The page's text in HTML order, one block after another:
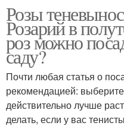
Розы
Розарий в
роз можно
саду?
Почти любая статья о
рекомендацией:
действительно лучше
делать, если у вас